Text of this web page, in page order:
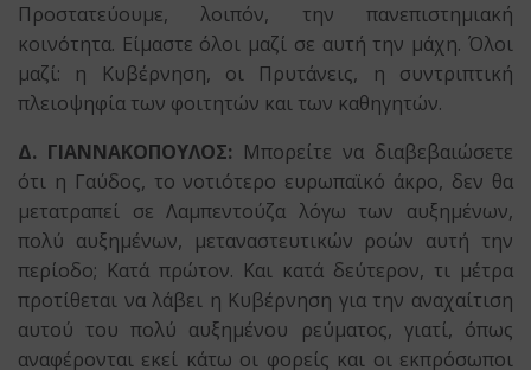
Προστατεύουμε, λοιπόν, την πανεπιστημιακή
κοινότητα. Είμαστε όλοι μαζί σε αυτή την μάχη. Όλοι
μαζί: η Κυβέρνηση, οι Πρυτάνεις, η συντριπτική
πλειοψηφία των φοιτητών και των καθηγητών.
Δ. ΓΙΑΝΝΑΚΟΠΟΥΛΟΣ: Μπορείτε να διαβεβαιώσετε
ότι η Γαύδος, το νοτιότερο ευρωπαϊκό άκρο, δεν θα
μετατραπεί σε Λαμπεντούζα λόγω των αυξημένων,
πολύ αυξημένων, μεταναστευτικών ροών αυτή την
περίοδο; Κατά πρώτον. Και κατά δεύτερον, τι μέτρα
προτίθεται να λάβει η Κυβέρνηση για την αναχαίτιση
αυτού του πολύ αυξημένου ρεύματος, γιατί, όπως
αναφέρονται εκεί κάτω οι φορείς και οι εκπρόσωποι